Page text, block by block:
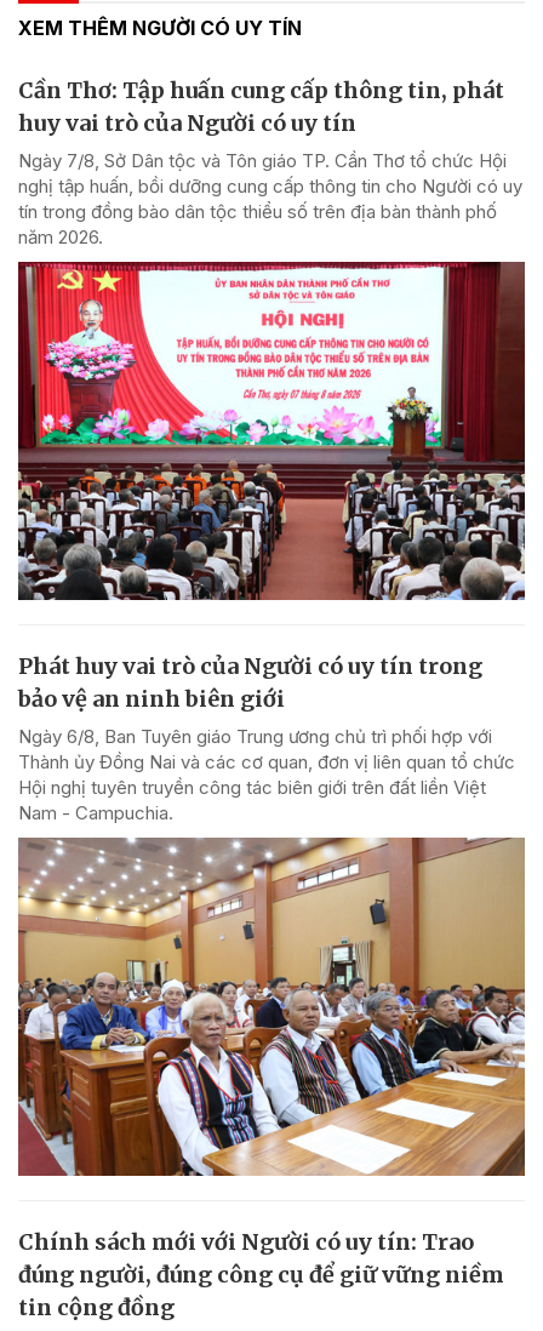
XEM THÊM NGƯỜI CÓ UY TÍN
Cần Thơ: Tập huấn cung cấp thông tin, phát
huy vai trò của Người có uy tín
Ngày 7/8, Sở Dân tộc và Tôn giáo TP. Cần Thơ tổ chức Hội
nghị tập huấn, bồi dưỡng cung cấp thông tin cho Người có uy
tín trong đồng bào dân tộc thiểu số trên địa bàn thành phố
năm 2026.
Phát huy vai trò của Người có uy tín trong
bảo vệ an ninh biên giới
Ngày 6/8, Ban Tuyên giáo Trung ương chủ trì phối hợp với
Thành ủy Đồng Nai và các cơ quan, đơn vị liên quan tổ chức
Hội nghị tuyên truyền công tác biên giới trên đất liền Việt
Nam - Campuchia.
Chính sách mới với Người có uy tín: Trao
đúng người, đúng công cụ để giữ vững niềm
tin cộng đồng